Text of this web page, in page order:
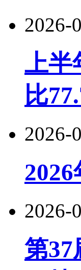
2026-
上半
比
2026-
2026-
第37